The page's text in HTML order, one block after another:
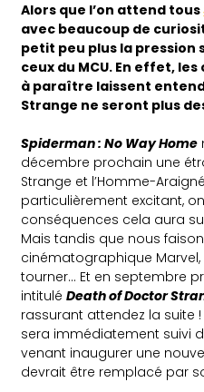
Alors que l’on attend tous
avec beaucoup de
petit peu plus la pression
ceux du MCU. En effet,
à paraître laissent
Strange ne seront plus
Spiderman : No Way Home
décembre prochain une
Strange et l’Homme-
particulièrement excitant,
conséquences cela aura
Mais tandis que nous
cinématographique
tourner… Et en septembre
intituléDeath of Doctor
rassurant attendez la suite
sera immédiatement suivi
venant inaugurer une
devrait être remplacé par